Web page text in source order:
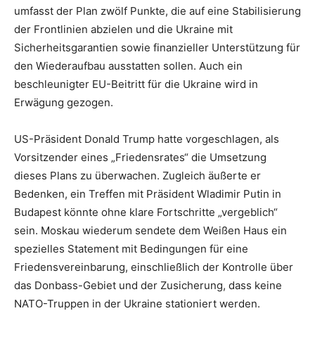
umfasst der Plan zwölf Punkte, die auf eine Stabilisierung
der Frontlinien abzielen und die Ukraine mit
Sicherheitsgarantien sowie finanzieller Unterstützung für
den Wiederaufbau ausstatten sollen. Auch ein
beschleunigter EU-Beitritt für die Ukraine wird in
Erwägung gezogen.
US-Präsident Donald Trump hatte vorgeschlagen, als
Vorsitzender eines „Friedensrates“ die Umsetzung
dieses Plans zu überwachen. Zugleich äußerte er
Bedenken, ein Treffen mit Präsident Wladimir Putin in
Budapest könnte ohne klare Fortschritte „vergeblich“
sein. Moskau wiederum sendete dem Weißen Haus ein
spezielles Statement mit Bedingungen für eine
Friedensvereinbarung, einschließlich der Kontrolle über
das Donbass-Gebiet und der Zusicherung, dass keine
NATO-Truppen in der Ukraine stationiert werden.